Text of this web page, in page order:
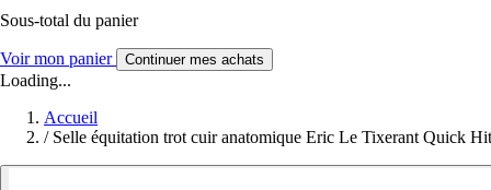
Sous-total du panier
Voir mon panier Continuer mes achats
Loading...
Accueil
/ Selle équitation trot cuir anatomique Eric Le Tixerant Quick